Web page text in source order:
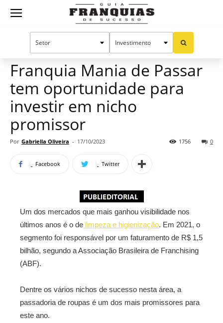
Guia
Sucesso
Mercado de franquias Publieditorial
Franquia Mania de Passar
tem oportunidade para
investir em nicho
promissor
Por Gabriella Oliveira - 17/10/2023 0
1756
Facebook Twitter
Um dos mercados que mais ganhou visibilidade nos
últimos anos é o de limpeza e higienização. Em 2021, o
segmento foi responsável por um faturamento de R$ 1,5
bilhão, segundo a Associação Brasileira de Franchising
(ABF).
Dentre os vários nichos de sucesso nesta área, a
passadoria de roupas é um dos mais promissores para
este ano.